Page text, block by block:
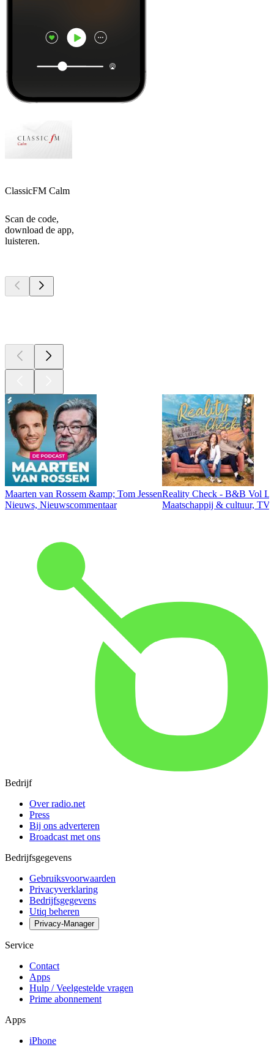
ClassicFM Calm
Scan de code,
download de app,
luisteren.
Maarten van Rossem &amp; Tom Jessen
Nieuws, Nieuwscommentaar
Reality Check - B&B Vol
Maatschappij & cultuur,
Bedrijf
Over radio.net
Press
Bij ons adverteren
Broadcast met ons
Bedrijfsgegevens
Gebruiksvoorwaarden
Privacyverklaring
Bedrijfsgegevens
Utiq beheren
Privacy-Manager
Service
Contact
Apps
Hulp / Veelgestelde vragen
Prime abonnement
Apps
iPhone